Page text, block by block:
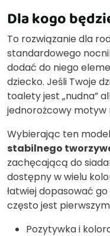
Dla kogo
To rozwiązanie dla
standardowego
dodać do niego
dziecko. Jeśli Twoje
toalety jest „nudna”
jednorożcowy motyw
Wybierając ten
stabilnego
zachęcającą do
dostępny w wielu
łatwiej dopasować
często jest
Pozytywka i